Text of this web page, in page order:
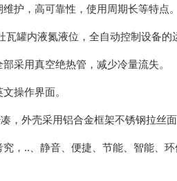
护，高可靠性，使用周期长等特点。
罐内液氮液位，全自动控制设备的
采用真空绝热管，减少冷量流失。
操作界面。
，外壳采用铝合金框架不锈钢拉丝面
，..、静音、便捷、节能、智能、环